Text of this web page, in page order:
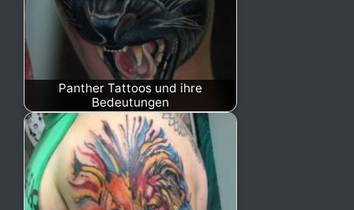
Panther Tattoos und ihre
Bedeutungen